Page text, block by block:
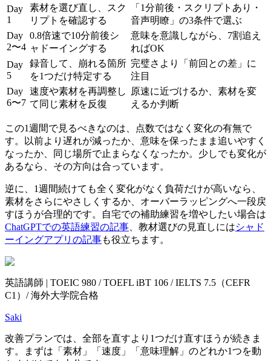
Day
1
素材を選び直し、スク
リプトを確認する
「1分前後・スクリプトあり・
音声明瞭」の3条件で選ぶ
Day
2〜4
0.8倍速で10分前後シ
ャドーイングする
意味を意識しながら、7割追え
ればOK
Day
5
録音して、崩れる箇所
を1つだけ特定する
完璧さより「前回との差」に
注目
Day
6〜7
速度や素材を再調整し
て同じ素材を反復
原速に近づけるか、素材を変
えるか判断
この1週間で見るべきなのは、点数ではなく変化の有無で
す。以前より遅れが減ったか、意味を保ったまま追いやすく
なったか、同じ場所で止まらなくなったか。少しでも変化が
あるなら、その方向は合っています。
逆に、1週間続けても全く変化がなく負荷だけが高いなら、
素材をさらにやさしくするか、オーバーラッピングへ一段戻
すほうが合理的です。自宅での補助練習を増やしたい場合は
ChatGPTでの英語練習の記事 、教材選びの見直しにはシャド
ーイングアプリの記事も役立ちます。
英語講師 | TOEIC 980 / TOEFL iBT 106 / IELTS 7.5（CEFR
C1）/ 海外大学院合格
Saki
改善プランでは、全部を直すより1つだけ直すほうが続きま
す。まずは「素材」「速度」「意味理解」のどれか1つを動